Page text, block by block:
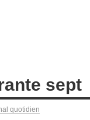
sept
quotidien